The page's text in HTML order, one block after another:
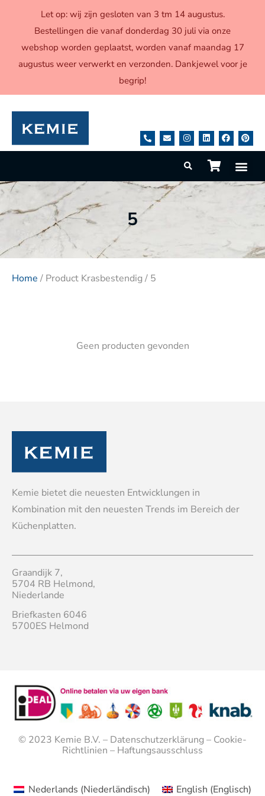
5
Home / Product Krasbestendig / 5
Geen producten gevonden
Kemie bietet die neuesten Entwicklungen in
Kombination mit den neuesten Trends im Bereich der
Küchenplatten.
Graandijk 7,
5704 RB Helmond,
Niederlande
Briefkasten 6046
5700ES Helmond
© 2023 Kemie B.V. – Datenschutzerklärung – Cookie-
Richtlinien – Haftungsausschluss
Let op: wij zijn gesloten van 3 tm 14 augustus.
Bestellingen die vanaf donderdag 30 juli via onze
webshop worden geplaatst, worden vanaf maandag 17
augustus weer verwerkt en verzonden. Dankjewel voor je
begrip!
Nederlands (Niederländisch) English (Englisch)